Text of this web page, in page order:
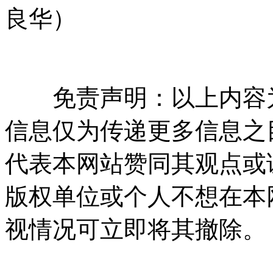
良华）
免责声明：以上内容
信息仅为传递更多信息
代表本网站赞同其观点
版权单位或个人不想在
视情况可立即将其撤除。